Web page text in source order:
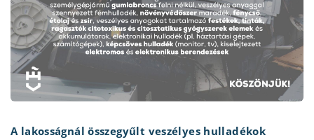
A lakosságnál összegyűlt veszélyes hulladékok